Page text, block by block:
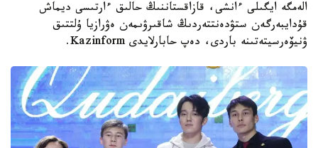
الەمگە ايگىلى ءانشى، قازاقستاننىڭ حالىق ءارتىسى ديماش
قۇدايبەرگەن ستۋدەنتتەردىڭ شاقىرۋىمەن ەۋرازيا ۇلتتىق
ۋنيۆەرسيتەتىنە باردى، دەپ حابارلايدى Kazinform.